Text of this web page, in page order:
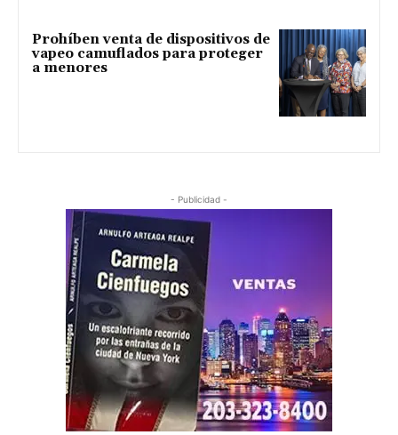
Prohíben venta de dispositivos de
vapeo camuflados para proteger
a menores
- Publicidad -